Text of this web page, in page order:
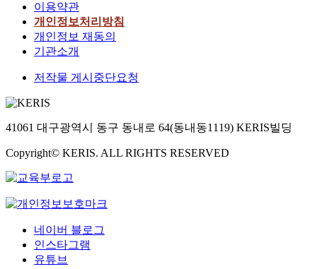
이용약관
개인정보처리방침
개인정보 재동의
기관소개
저작물 게시중단요청
41061 대구광역시 동구 동내로 64(동내동1119) KERIS빌딩
Copyright© KERIS. ALL RIGHTS RESERVED
네이버 블로그
인스타그램
유튜브